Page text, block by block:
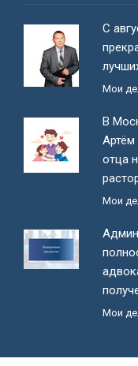
С
Мои
В
Артём
отца
Мои
Мои